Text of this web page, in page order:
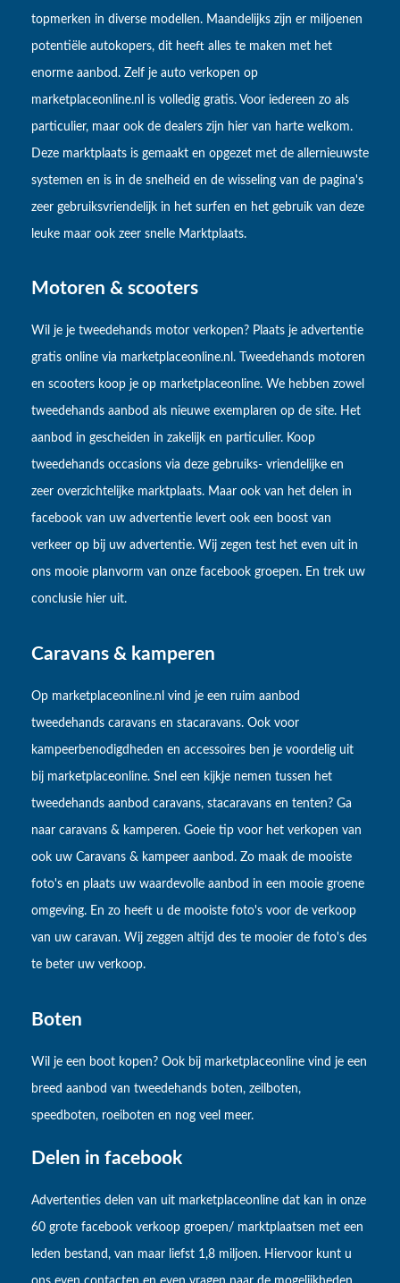
topmerken in diverse modellen. Maandelijks zijn er miljoenen
potentiële autokopers, dit heeft alles te maken met het
enorme aanbod. Zelf je auto verkopen op
marketplaceonline.nl is volledig gratis. Voor iedereen zo als
particulier, maar ook de dealers zijn hier van harte welkom.
Deze marktplaats is gemaakt en opgezet met de allernieuwste
systemen en is in de snelheid en de wisseling van de pagina's
zeer gebruiksvriendelijk in het surfen en het gebruik van deze
leuke maar ook zeer snelle Marktplaats.
Motoren & scooters
Wil je je tweedehands motor verkopen? Plaats je advertentie
gratis online via marketplaceonline.nl. Tweedehands motoren
en scooters koop je op marketplaceonline. We hebben zowel
tweedehands aanbod als nieuwe exemplaren op de site. Het
aanbod in gescheiden in zakelijk en particulier. Koop
tweedehands occasions via deze gebruiks- vriendelijke en
zeer overzichtelijke marktplaats. Maar ook van het delen in
facebook van uw advertentie levert ook een boost van
verkeer op bij uw advertentie. Wij zegen test het even uit in
ons mooie planvorm van onze facebook groepen. En trek uw
conclusie hier uit.
Caravans & kamperen
Op marketplaceonline.nl vind je een ruim aanbod
tweedehands caravans en stacaravans. Ook voor
kampeerbenodigdheden en accessoires ben je voordelig uit
bij marketplaceonline. Snel een kijkje nemen tussen het
tweedehands aanbod caravans, stacaravans en tenten? Ga
naar caravans & kamperen. Goeie tip voor het verkopen van
ook uw Caravans & kampeer aanbod. Zo maak de mooiste
foto's en plaats uw waardevolle aanbod in een mooie groene
omgeving. En zo heeft u de mooiste foto's voor de verkoop
van uw caravan. Wij zeggen altijd des te mooier de foto's des
te beter uw verkoop.
Boten
Wil je een boot kopen? Ook bij marketplaceonline vind je een
breed aanbod van tweedehands boten, zeilboten,
speedboten, roeiboten en nog veel meer.
Delen in facebook
Advertenties delen van uit marketplaceonline dat kan in onze
60 grote facebook verkoop groepen/ marktplaatsen met een
leden bestand, van maar liefst 1,8 miljoen. Hiervoor kunt u